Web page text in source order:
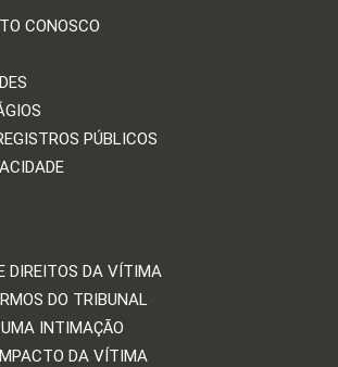
CONOSCO
PÚBLICOS
DIREITOS DA VÍTIMA
DO TRIBUNAL
INTIMAÇÃO
DA VÍTIMA